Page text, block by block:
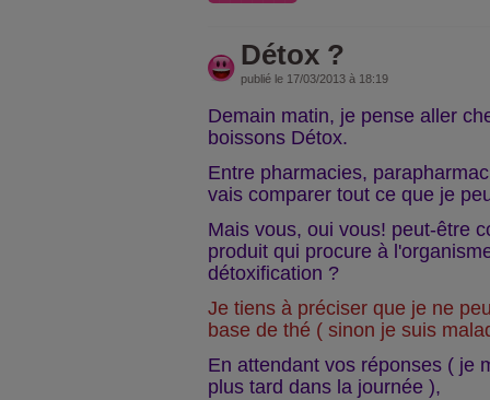
Détox ?
publié le 17/03/2013 à 18:19
Demain matin, je pense aller
boissons Détox.
Entre pharmacies,
vais comparer tout ce que je
Mais vous, oui vous! peut-être
produit qui procure à
détoxification ?
Je tiens à préciser que je ne
base de thé ( sinon je suis
En attendant vos réponses ( je
plus tard dans la journée ),